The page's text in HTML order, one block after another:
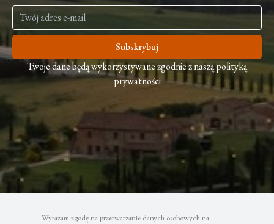
Wyrażam zgodę na przetwarzanie danych osobowych na
Subskrybuj
Twoje dane będą wykorzystywane zgodnie z naszą polityką
prywatności